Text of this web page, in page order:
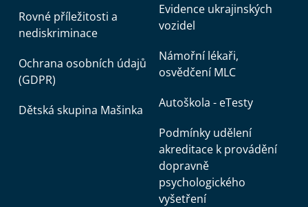
Rovné příležitosti a
nediskriminace
Ochrana osobních údajů
(GDPR)
Dětská skupina Mašinka
Evidence ukrajinských
vozidel
Námořní lékaři,
osvědčení MLC
Autoškola - eTesty
Podmínky udělení
akreditace k provádění
dopravně
psychologického
vyšetření